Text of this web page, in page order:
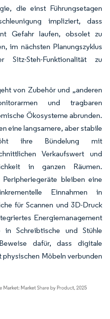
die einst Führungsetagen
impliziert, dass
Gefahr laufen, obsolet zu
im nächsten Planungszyklus
Sitz-Steh-Funktionalität zu
von Zubehör und „anderen
und tragbaren
Ökosysteme abrunden.
eine langsamere, aber stabile
ihre Bündelung mit
Verkaufswert und
in ganzen Räumen.
bleiben eine
Einnahmen in
für Scannen und 3D-Druck
Energiemanagement
in Schreibtische und Stühle
dafür, dass digitale
Möbeln verbunden